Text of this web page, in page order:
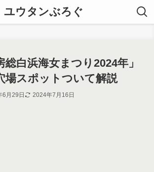
ユウタンぶろぐ
総白浜海女まつり2024年」
場スポットついて解説
6月29日 2024年7月16日